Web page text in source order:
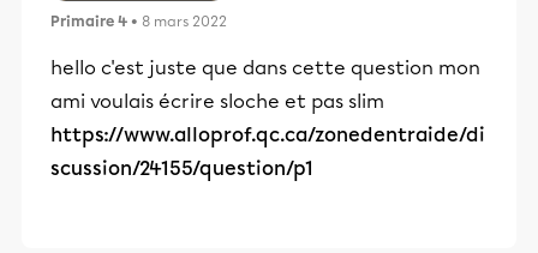
Primaire 4 • 8 mars 2022
hello c'est juste que dans cette question mon
ami voulais écrire sloche et pas slim
https://www.alloprof.qc.ca/zonedentraide/di
scussion/24155/question/p1